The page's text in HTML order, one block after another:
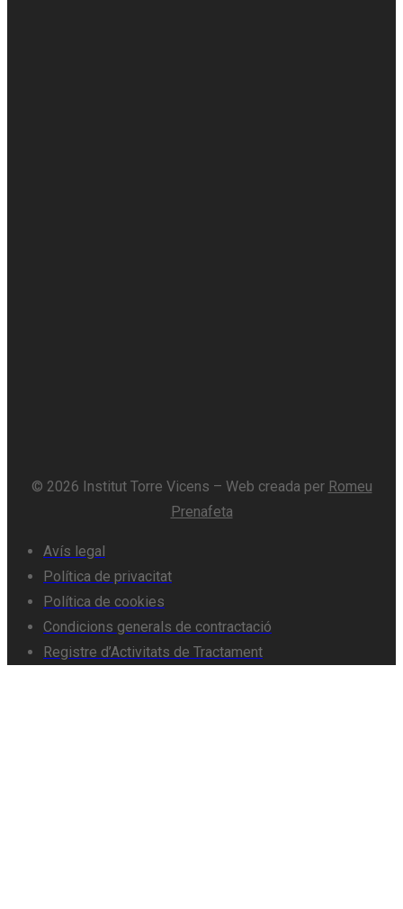
© 2026 Institut Torre Vicens – Web creada per Romeu
Prenafeta
Avís legal
Política de privacitat
Política de cookies
Condicions generals de contractació
Registre d’Activitats de Tractament